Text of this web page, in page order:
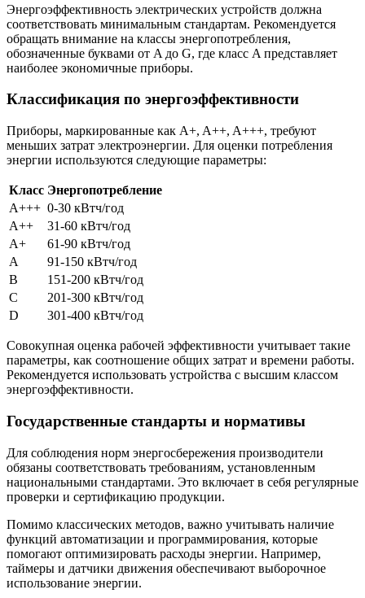
Энергоэффективность электрических устройств должна
соответствовать минимальным стандартам. Рекомендуется
обращать внимание на классы энергопотребления,
обозначенные буквами от A до G, где класс A представляет
наиболее экономичные приборы.
Классификация по энергоэффективности
Приборы, маркированные как A+, A++, A+++, требуют
меньших затрат электроэнергии. Для оценки потребления
энергии используются следующие параметры:
Класс Энергопотребление
A+++ 0-30 кВтч/год
A++
31-60 кВтч/год
A+
61-90 кВтч/год
A
91-150 кВтч/год
B
151-200 кВтч/год
C
201-300 кВтч/год
D
301-400 кВтч/год
Совокупная оценка рабочей эффективности учитывает такие
параметры, как соотношение общих затрат и времени работы.
Рекомендуется использовать устройства с высшим классом
энергоэффективности.
Государственные стандарты и нормативы
Для соблюдения норм энергосбережения производители
обязаны соответствовать требованиям, установленным
национальными стандартами. Это включает в себя регулярные
проверки и сертификацию продукции.
Помимо классических методов, важно учитывать наличие
функций автоматизации и программирования, которые
помогают оптимизировать расходы энергии. Например,
таймеры и датчики движения обеспечивают выборочное
использование энергии.